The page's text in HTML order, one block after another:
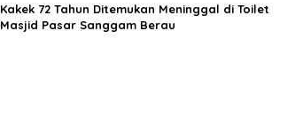
Kakek 72 Tahun Ditemukan Meninggal di Toilet
Masjid Pasar Sanggam Berau